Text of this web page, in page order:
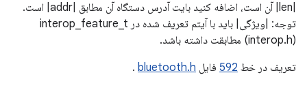
|len| آن است، اضافه کنید بایت آدرس دستگاه آن مطابق |addr| است.
توجه: |ویژگی| باید با آیتم تعریف شده در interop_feature_t
(interop.h) مطابقت داشته باشد.
تعریف در خط 592 فایل bluetooth.h
.